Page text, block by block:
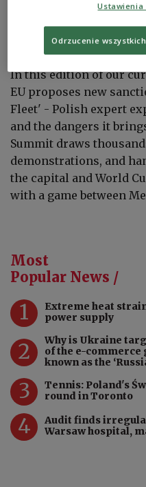
Polish Radio English Section
In this edition of our
EU proposes new
Fleet' - Polish expert
and the dangers it
Summit draws
demonstrations, and
the capital and World
with a game between
Most
Popular News /
1
Extreme heat
power supply
2
Why is Ukraine
of the e-
known as the
3
Tennis: Poland's
round in Toronto
4
Audit finds
Warsaw hospital,
Ustawienia
Odrzucenie wszystkich